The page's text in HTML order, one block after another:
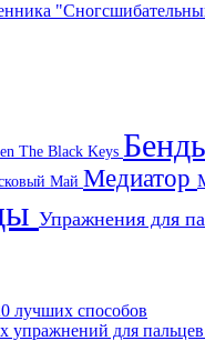
The Black Keys
Май Медиатор
Упражнения для
лучших способов
для пальцев